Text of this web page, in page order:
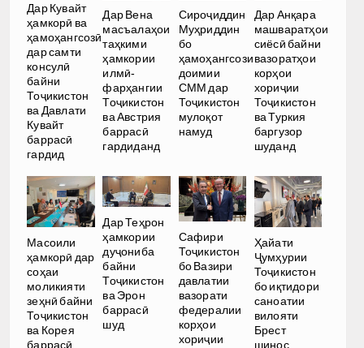
Дар Кувайт
ҳамкорӣ ва
ҳамоҳангсозӣ
дар самти
консулӣ
байни
Тоҷикистон
ва Давлати
Кувайт
баррасӣ
гардид
Дар Вена
масъалаҳои
таҳкими
ҳамкории
илмӣ-
фарҳангии
Тоҷикистон
ва Австрия
баррасӣ
гардиданд
Сироҷиддин
Муҳриддин
бо
ҳамоҳангсози
доимии
СММ дар
Тоҷикистон
мулоқот
намуд
Дар Анқара
машваратҳои
сиёсӣ байни
вазоратҳои
корҳои
хориҷии
Тоҷикистон
ва Туркия
баргузор
шуданд
Масоили
ҳамкорӣ дар
соҳаи
моликияти
зеҳнӣ байни
Тоҷикистон
ва Корея
баррасӣ
Дар Теҳрон
ҳамкории
дуҷониба
байни
Тоҷикистон
ва Эрон
баррасӣ
шуд
Сафири
Тоҷикистон
бо Вазири
давлатии
вазорати
федералии
корҳои
хориҷии
Ҳайати
Ҷумҳурии
Тоҷикистон
бо иқтидори
саноатии
вилояти
Брест
шинос